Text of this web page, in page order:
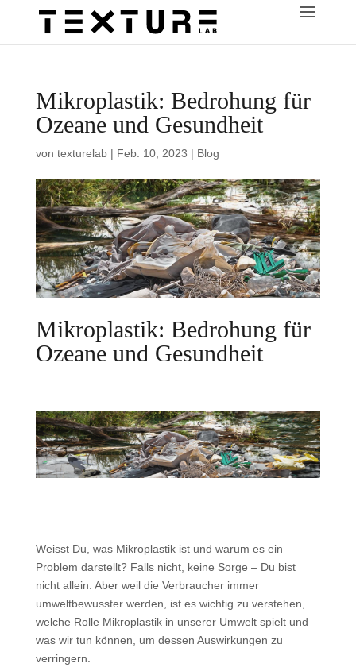
Mikroplastik: Bedrohung für
Ozeane und Gesundheit
von texturelab| Feb. 10, 2023 | Blog
Mikroplastik: Bedrohung für
Ozeane und Gesundheit
Weisst Du, was Mikroplastik ist und warum es ein
Problem darstellt? Falls nicht, keine Sorge – Du bist
nicht allein. Aber weil die Verbraucher immer
umweltbewusster werden, ist es wichtig zu verstehen,
welche Rolle Mikroplastik in unserer Umwelt spielt und
was wir tun können, um dessen Auswirkungen zu
verringern.